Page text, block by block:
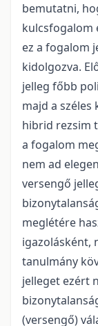
bemutatni,
kulcsfogalom
ez a fogalom
kidolgozva.
jelleg főbb
majd a
hibrid rezsim
a fogalom
nem ad
versengő
meglétére
igazolásként,
tanulmány
jelleget ezért
(versengő)